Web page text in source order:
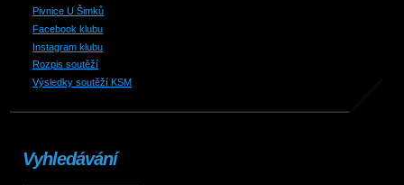
Pivnice U Šimků
Facebook klubu
Instagram klubu
Rozpis soutěží
Výsledky soutěží KSM
Vyhledávání